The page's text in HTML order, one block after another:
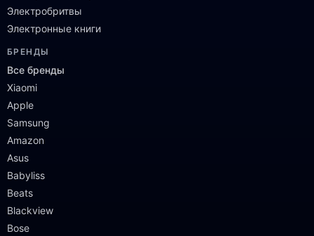
Электробритвы
Электронные книги
БРЕНДЫ
Все бренды
Xiaomi
Apple
Samsung
Amazon
Asus
Babyliss
Beats
Blackview
Bose